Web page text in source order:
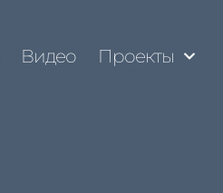
Видео Проекты